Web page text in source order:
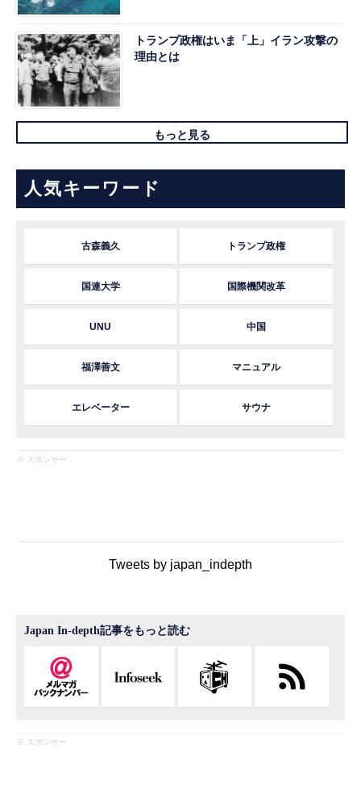
トランプ政権はいま「上」イラン攻撃の
理由とは
もっと見る
人気キーワード
古森義久 トランプ政権
国連大学 国際機関改革
UNU 中国
福澤善文 マニュアル
エレベーター サウナ
※ スポンサー
Tweets by japan_indepth
Japan In-depth記事をもっと読む
※ スポンサー